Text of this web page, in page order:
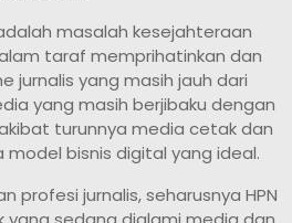
masalah kesejahteraan
taraf memprihatinkan dan
jurnalis yang masih jauh dari
yang masih berjibaku dengan
turunnya media cetak dan
bisnis digital yang ideal.
profesi jurnalis, seharusnya HPN